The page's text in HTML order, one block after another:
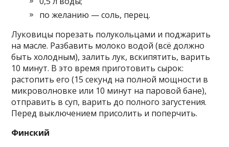
по желанию — соль, перец.
Луковицы порезать полукольцами и поджарить
на масле. Разбавить молоко водой (всё должно
быть холодным), залить лук, вскипятить, варить
10 минут. В это время приготовить сырок:
растопить его (15 секунд на полной мощности в
микроволновке или 10 минут на паровой бане),
отправить в суп, варить до полного загустения.
Перед выключением присолить и поперчить.
Финский